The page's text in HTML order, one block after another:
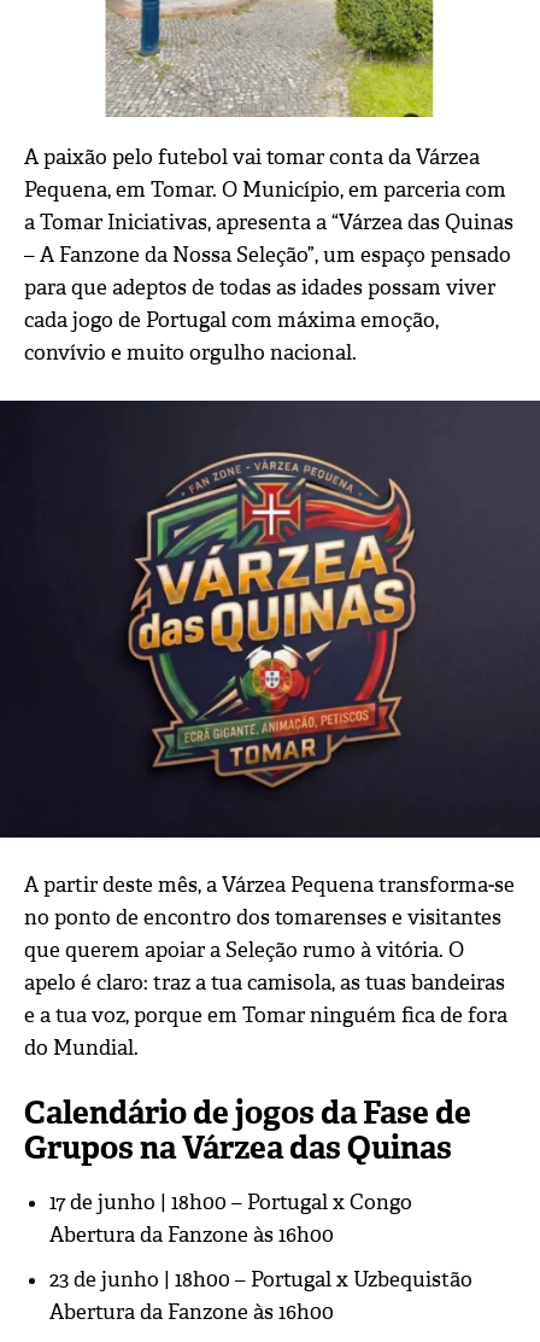
A paixão pelo futebol vai tomar conta da Várzea
Pequena, em Tomar. O Município, em parceria com
a Tomar Iniciativas, apresenta a“Várzea das Quinas
– A Fanzone da Nossa Seleção”, um espaço pensado
para que adeptos de todas as idades possam viver
cada jogo de Portugal com máxima emoção,
convívio e muito orgulho nacional.
A partir deste mês, a Várzea Pequena transforma‑se
no ponto de encontro dos tomarenses e visitantes
que querem apoiar a Seleção rumo à vitória. O
apelo é claro: traz a tua camisola, as tuas bandeiras
e a tua voz, porque em Tomar ninguém fica de fora
do Mundial.
Calendário de jogos da Fase de
Grupos na Várzea das Quinas
17 de junho | 18h00 – Portugal x Congo
Abertura da Fanzone às16h00
23 de junho | 18h00 – Portugal x Uzbequistão
Abertura da Fanzone às16h00